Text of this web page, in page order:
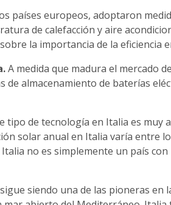
países europeos, adoptaron
de calefacción y aire
la importancia de la
A medida que madura el mercado
almacenamiento de baterías
tipo de tecnología en Italia es muy
solar anual en Italia varía entre
no es simplemente un país
siendo una de las pioneras en